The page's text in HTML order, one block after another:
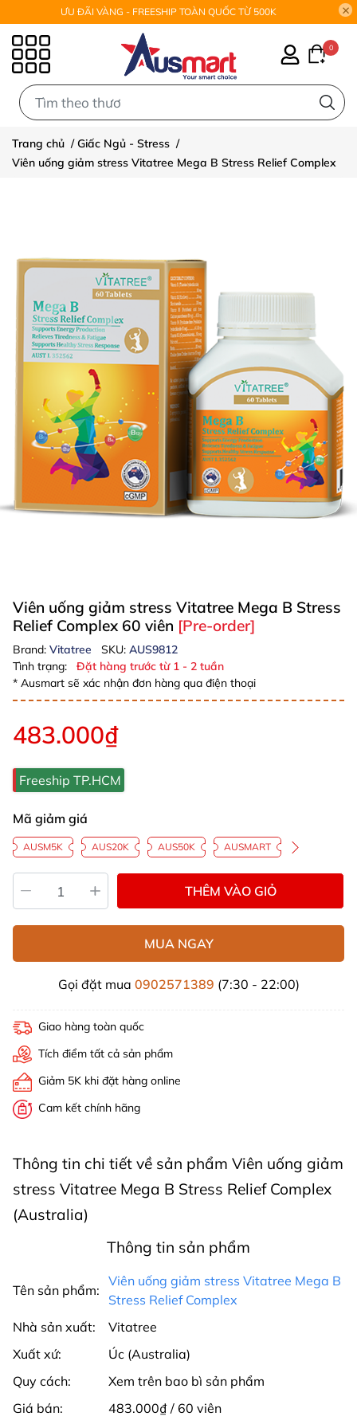
ƯU ĐÃI VÀNG - FREESHIP TOÀN QUỐC TỪ 500K
0
Trang chủ /Giấc Ngủ - Stress /
Viên uống giảm stress Vitatree Mega B Stress Relief Complex
Viên uống giảm stress Vitatree Mega B Stress
Relief Complex 60 viên [Pre-order]
Brand: Vitatree SKU: AUS9812
Tình trạng:
Đặt hàng trước từ 1 - 2 tuần
* Ausmart sẽ xác nhận đơn hàng qua điện thoại
483.000₫
Freeship TP.HCM
Mã giảm giá
AUSM5K AUS20K AUS50K AUSMART
THÊM VÀO GIỎ
MUA NGAY
Gọi đặt mua 0902571389 (7:30 - 22:00)
Giao hàng toàn quốc
Tích điểm tất cả sản phẩm
Giảm 5K khi đặt hàng online
Cam kết chính hãng
Thông tin chi tiết về sản phẩm Viên uống giảm
stress Vitatree Mega B Stress Relief Complex
(Australia)
Thông tin sản phẩm
Tên sản phẩm:
Viên uống giảm stress Vitatree Mega B
Stress Relief Complex
Nhà sản xuất:
Vitatree
Xuất xứ:
Úc (Australia)
Quy cách:
Xem trên bao bì sản phẩm
Giá bán:
483.000₫ / 60 viên